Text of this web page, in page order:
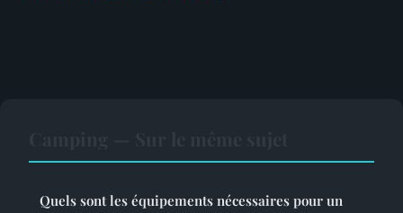
Quels sont les équipements nécessaires pour un